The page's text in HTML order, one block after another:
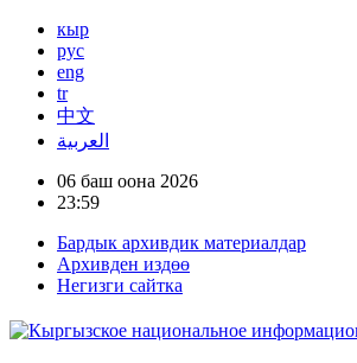
кыр
рус
eng
tr
中文
العربية
06 баш оона 2026
23:59
Бардык архивдик материалдар
Архивден издөө
Негизги сайтка